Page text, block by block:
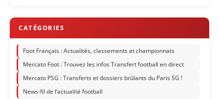
Foot Français : Actualités, classements et championnats
Mercato Foot : Trouvez les infos Transfert football en direct
Mercato PSG : Transferts et dossiers brûlants du Paris SG !
News-fil de l’actualité football